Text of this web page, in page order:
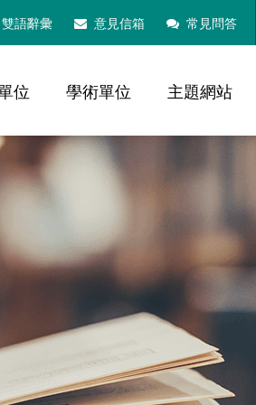
雙語辭彙 意見信箱 常見問答
位 學術單位 主題網站